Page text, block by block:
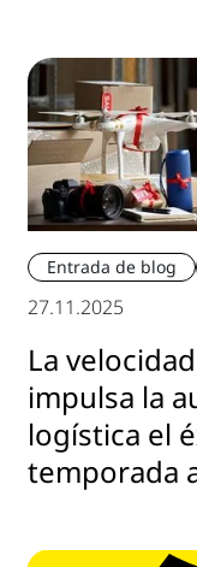
Entrada de blog
27.11.2025
La
impulsa la
logística el
temporada